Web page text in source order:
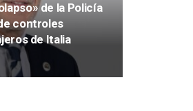
de la Policía
controles
de Italia